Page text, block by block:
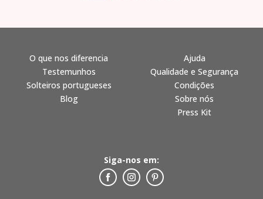
O que nos diferencia
Testemunhos
Solteiros portugueses
Blog
Ajuda
Qualidade e Segurança
Condições
Sobre nós
Press Kit
Siga-nos em: